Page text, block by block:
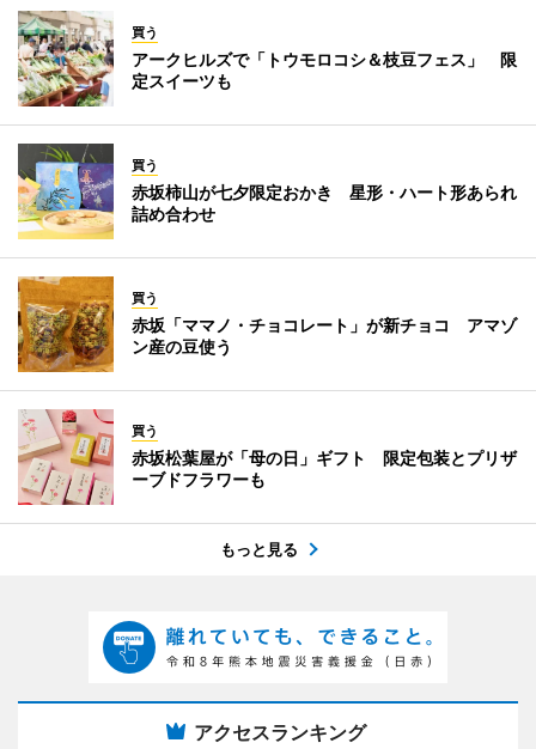
買う
アークヒルズで「トウモロコシ＆枝豆フェス」 限
定スイーツも
買う
赤坂柿山が七夕限定おかき 星形・ハート形あられ
詰め合わせ
買う
赤坂「ママノ・チョコレート」が新チョコ アマゾ
ン産の豆使う
買う
赤坂松葉屋が「母の日」ギフト 限定包装とプリザ
ーブドフラワーも
もっと見る
アクセスランキング